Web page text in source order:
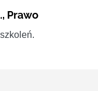
, Prawo